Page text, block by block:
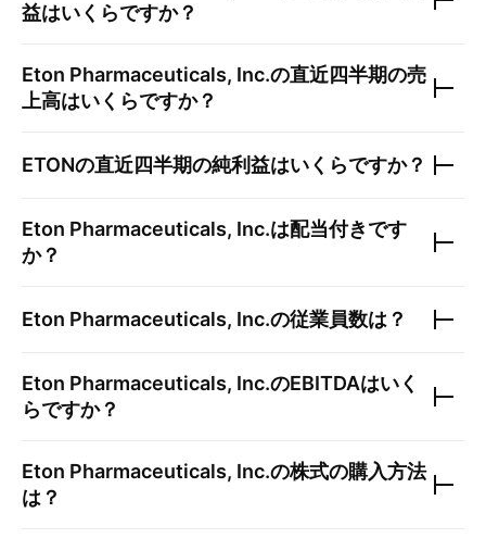
益はいくらですか？
Eton Pharmaceuticals, Inc.の直近四半期の売
上高はいくらですか？
ETONの直近四半期の純利益はいくらですか？
Eton Pharmaceuticals, Inc.は配当付きです
か？
Eton Pharmaceuticals, Inc.の従業員数は？
Eton Pharmaceuticals, Inc.のEBITDAはいく
らですか？
Eton Pharmaceuticals, Inc.の株式の購入方法
は？